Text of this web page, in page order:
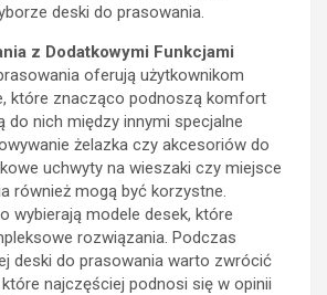
deski do prasowania.
z Dodatkowymi Funkcjami
oferują użytkownikom
które znacząco podnoszą komfort
do nich między innymi specjalne
żelazka czy akcesoriów do
uchwyty na wieszaki czy miejsce
również mogą być korzystne.
wybierają modele desek, które
rozwiązania. Podczas
deski do prasowania warto zwrócić
najczęściej podnosi się w opinii